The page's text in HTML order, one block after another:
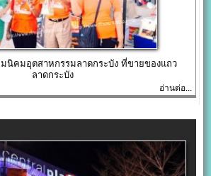
นิคมอุตสาหกรรมลาดกระบัง ที่ขายของแถว
ลาดกระบัง
อ่านต่อ...